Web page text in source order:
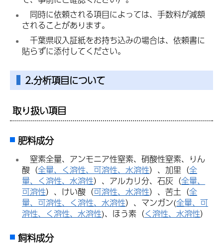
同時に依頼される項目によっては、手数料が減額
されることがあります。
千葉県収入証紙をお持ち込みの場合は、依頼書に
貼らずに添付してください。
2.分析項目について
取り扱い項目
肥料成分
窒素全量、アンモニア性窒素、硝酸性窒素、りん
酸（全量、く溶性、可溶性、水溶性）、加里（全
量、く溶性、水溶性）、アルカリ分、石灰（全量、
可溶性）、けい酸（可溶性、水溶性）、苦土（全
量、可溶性、く溶性、水溶性）、マンガン(全量、可
溶性、く溶性、水溶性)、ほう素（く溶性、水溶性）
飼料成分